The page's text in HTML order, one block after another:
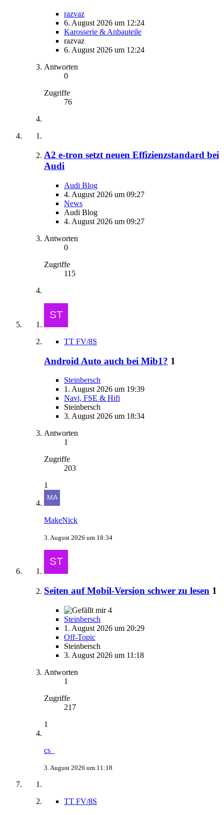
razvaz
6. August 2026 um 12:24
Karosserie & Anbauteile
razvaz
6. August 2026 um 12:24
Antworten
0
Zugriffe
76
A2 e-tron setzt neuen Effizienzstandard bei
Audi
Audi Blog
4. August 2026 um 09:27
News
Audi Blog
4. August 2026 um 09:27
Antworten
0
Zugriffe
115
TT FV/8S
Android Auto auch bei Mib1? 1
Steinbersch
1. August 2026 um 19:39
Navi, FSE & Hifi
Steinbersch
3. August 2026 um 18:34
Antworten
1
Zugriffe
203
1
MakeNick
3. August 2026 um 18:34
Seiten auf Mobil-Version schwer zu lesen 1
4
Steinbersch
1. August 2026 um 20:29
Off-Topic
Steinbersch
3. August 2026 um 11:18
Antworten
1
Zugriffe
217
1
cs_
3. August 2026 um 11:18
TT FV/8S